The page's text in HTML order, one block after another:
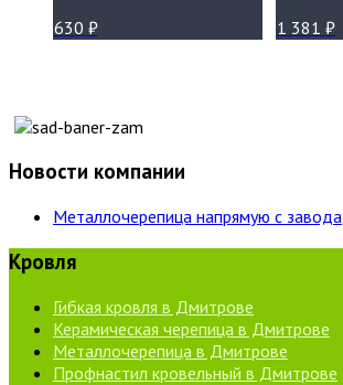
630 ₽ 1 381 ₽
Новости компании
Металлочерепица напрямую с завода
Кровля
Гибкая кровля в Дмитрове
Керамическая черепица в Дмитрове
Металлочерепица в Дмитрове
Профнастил кровельный в Дмитрове